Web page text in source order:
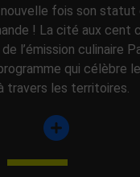
nouvelle fois son
! La cité aux cent
l’émission culinaire
qui célèbre
travers les territoires.